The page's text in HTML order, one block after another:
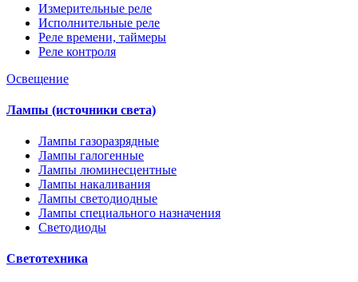
Измерительные реле
Исполнительные реле
Реле времени, таймеры
Реле контроля
Освещение
Лампы (источники света)
Лампы газоразрядные
Лампы галогенные
Лампы люминесцентные
Лампы накаливания
Лампы светодиодные
Лампы специального назначения
Светодиоды
Светотехника